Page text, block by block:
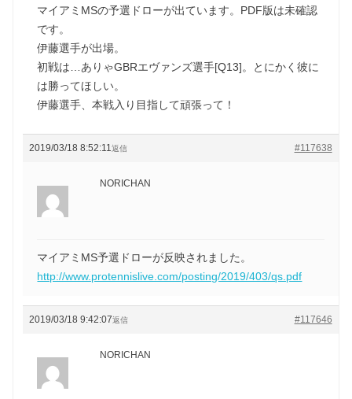
マイアミMSの予選ドローが出ています。PDF版は未確認
です。
伊藤選手が出場。
初戦は…ありゃGBRエヴァンズ選手[Q13]。とにかく彼に
は勝ってほしい。
伊藤選手、本戦入り目指して頑張って！
2019/03/18 8:52:11 #117638
返信
NORICHAN
マイアミMS予選ドローが反映されました。
http://www.protennislive.com/posting/2019/403/qs.pdf
2019/03/18 9:42:07 #117646
返信
NORICHAN